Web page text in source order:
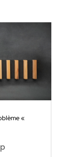
«